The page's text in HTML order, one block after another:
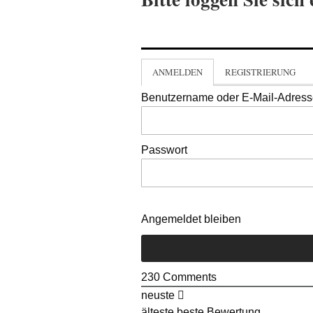
ANMELDEN REGISTRIERUNG
Benutzername oder E-Mail-
Passwort
Angemeldet bleiben
230 Comments
neuste